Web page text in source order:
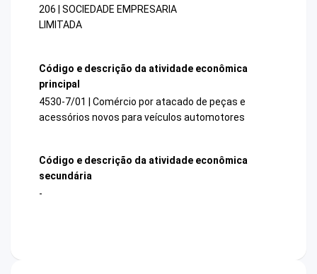
206 | SOCIEDADE EMPRESARIA
LIMITADA
Código e descrição da atividade econômica
principal
4530-7/01 | Comércio por atacado de peças e
acessórios novos para veículos automotores
Código e descrição da atividade econômica
secundária
-